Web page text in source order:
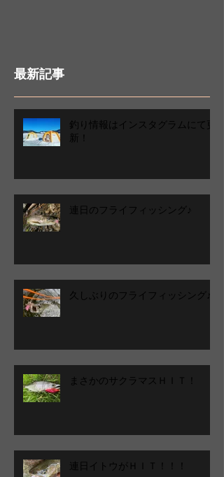
最新記事
釣り情報はインスタグラムにて更
新！
連日のフライフィッシング♪
久しぶりのフライフィッシング♪
まさかのサクラマスＨＩＴ！
連日イトウがＨＩＴ！！！